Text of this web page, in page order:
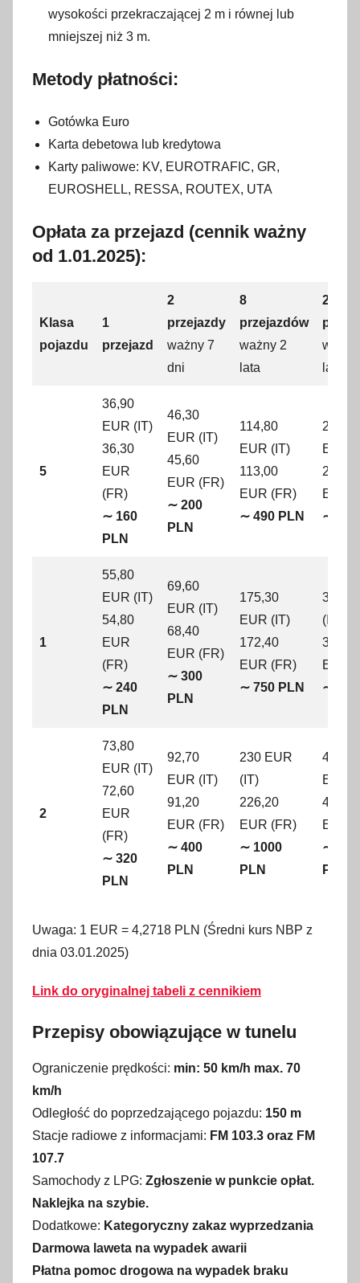
wysokości przekraczającej 2 m i równej lub
mniejszej niż 3 m.
Metody płatności:
Gotówka Euro
Karta debetowa lub kredytowa
Karty paliwowe: KV, EUROTRAFIC, GR,
EUROSHELL, RESSA, ROUTEX, UTA
Opłata za przejazd (cennik ważny
od 1.01.2025):
Klasa
pojazdu
1
przejazd
2
przejazdy
ważny 7
dni
8
przejazdów
ważny 2
lata
20
lata
5
36,90
EUR (IT)
36,30
EUR
(FR)
∼ 160
PLN
46,30
EUR (IT)
45,60
EUR (FR)
∼ 200
PLN
114,80
EUR (IT)
113,00
EUR (FR)
∼ 490 PLN
EUR
EUR
∼ 890
1
55,80
EUR (IT)
54,80
EUR
(FR)
∼ 240
PLN
69,60
EUR (IT)
68,40
EUR (FR)
∼ 300
PLN
175,30
EUR (IT)
172,40
EUR (FR)
∼ 750 PLN
320
(IT)
EUR
2
73,80
EUR (IT)
72,60
EUR
(FR)
∼ 320
PLN
92,70
EUR (IT)
91,20
EUR (FR)
∼ 400
PLN
230 EUR
(IT)
226,20
EUR (FR)
∼ 1000
PLN
EUR
EUR
∼
PLN
Uwaga: 1 EUR = 4,2718 PLN (Średni kurs NBP z
dnia 03.01.2025)
Link do oryginalnej tabeli z cennikiem
Przepisy obowiązujące w tunelu
Ograniczenie prędkości: min: 50 km/h max. 70
km/h
Odległość do poprzedzającego pojazdu: 150 m
Stacje radiowe z informacjami: FM 103.3 oraz FM
107.7
Samochody z LPG: Zgłoszenie w punkcie opłat.
Naklejka na szybie.
Dodatkowe: Kategoryczny zakaz wyprzedzania
Darmowa laweta na wypadek awarii
Płatna pomoc drogowa na wypadek braku